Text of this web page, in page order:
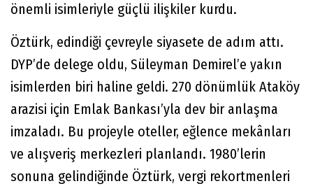
önemli isimleriyle güçlü ilişkiler kurdu.
Öztürk, edindiği çevreyle siyasete de adım attı.
DYP’de delege oldu, Süleyman Demirel’e yakın
isimlerden biri haline geldi. 270 dönümlük Ataköy
arazisi için Emlak Bankası’yla dev bir anlaşma
imzaladı. Bu projeyle oteller, eğlence mekânları
ve alışveriş merkezleri planlandı. 1980’lerin
sonuna gelindiğinde Öztürk, vergi rekortmenleri